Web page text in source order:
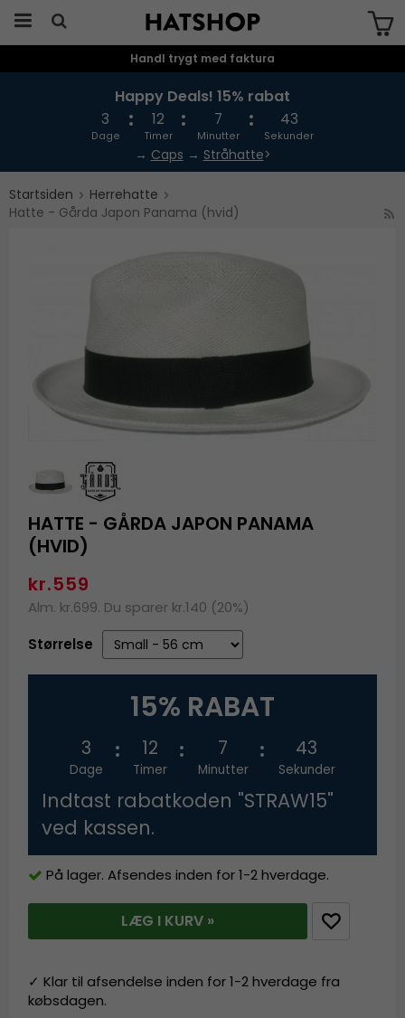
Produktet er blevet tilføjet til din
Handl trygt med faktura
Happy Deals! 15% rabat
3
Dage
12
Timer
7
Minutter
43
Sekunder
→ Caps → Stråhatte>
Startsiden
Herrehatte
Hatte - Gårda Japon Panama (hvid)
HATTE - GÅRDA JAPON PANAMA
(HVID)
kr.559
Alm. kr.699. Du sparer kr.140 (20%)
Størrelse
15% RABAT
3
Dage
12
Timer
7
Minutter
43
Sekunder
Indtast rabatkoden "STRAW15"
ved kassen.
På lager. Afsendes inden for 1-2 hverdage.
LÆG I KURV »
✓ Klar til afsendelse inden for 1-2 hverdage fra
købsdagen.